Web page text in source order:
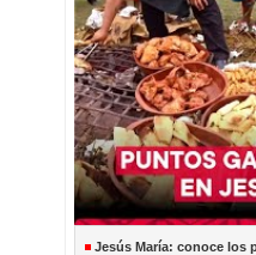
Jesús María: conoce los